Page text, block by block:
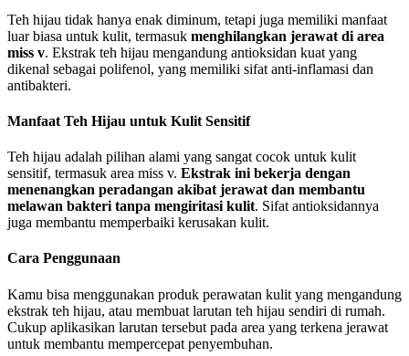
Teh hijau tidak hanya enak diminum, tetapi juga memiliki manfaat
luar biasa untuk kulit, termasuk menghilangkan jerawat di area
miss v. Ekstrak teh hijau mengandung antioksidan kuat yang
dikenal sebagai polifenol, yang memiliki sifat anti-inflamasi dan
antibakteri.
Manfaat Teh Hijau untuk Kulit Sensitif
Teh hijau adalah pilihan alami yang sangat cocok untuk kulit
sensitif, termasuk area miss v. Ekstrak ini bekerja dengan
menenangkan peradangan akibat jerawat dan membantu
melawan bakteri tanpa mengiritasi kulit. Sifat antioksidannya
juga membantu memperbaiki kerusakan kulit.
Cara Penggunaan
Kamu bisa menggunakan produk perawatan kulit yang mengandung
ekstrak teh hijau, atau membuat larutan teh hijau sendiri di rumah.
Cukup aplikasikan larutan tersebut pada area yang terkena jerawat
untuk membantu mempercepat penyembuhan.